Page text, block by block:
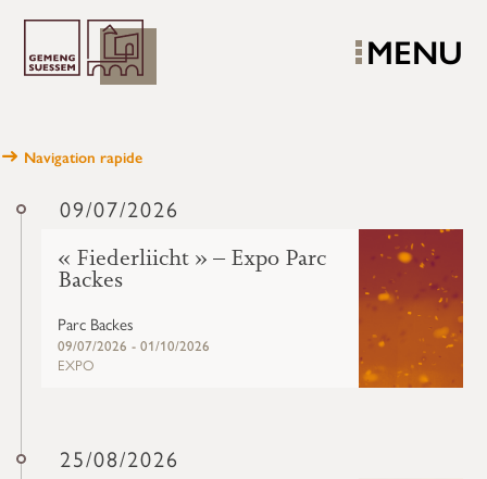
MENU
Navigation rapide
09/07/2026
« Fiederliicht » – Expo Parc
Backes
Parc Backes
09/07/2026 - 01/10/2026
EXPO
25/08/2026